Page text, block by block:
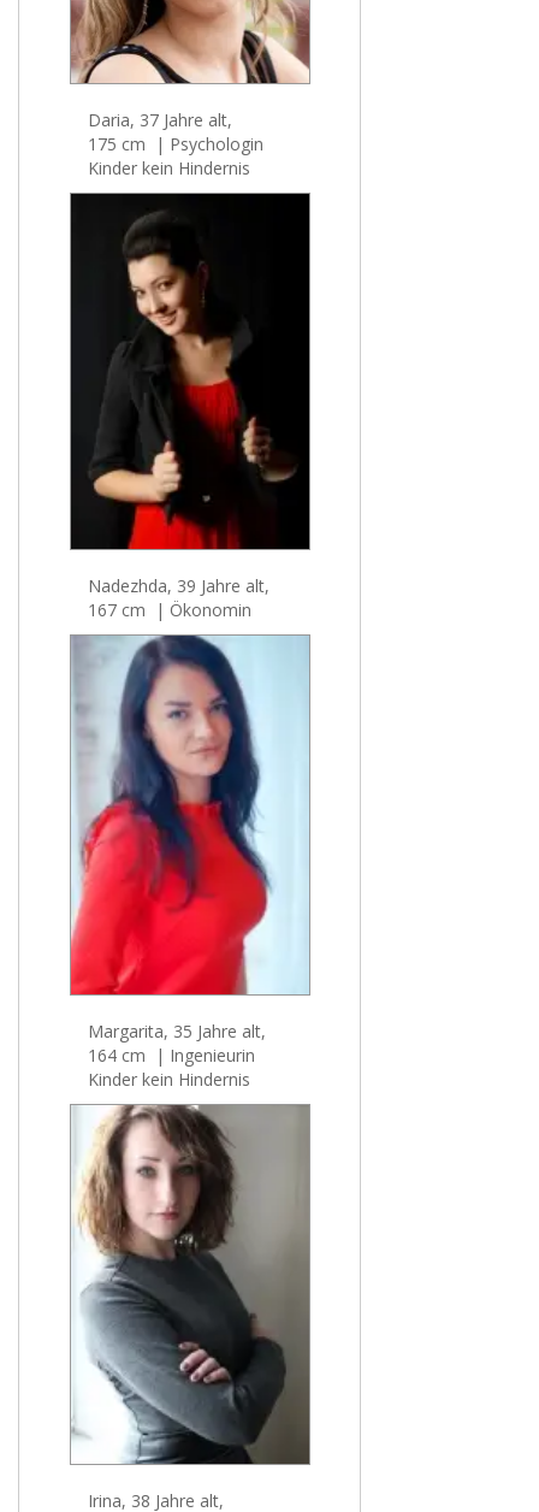
Daria, 37 Jahre alt,
175 cm | Psychologin
Kinder kein Hindernis
Nadezhda, 39 Jahre alt,
167 cm | Ökonomin
Margarita, 35 Jahre alt,
164 cm | Ingenieurin
Kinder kein Hindernis
Irina, 38 Jahre alt,